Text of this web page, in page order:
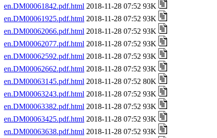
en.DM00061842.pdf.html 2018-11-28 07:52 93K
en.DM00061925.pdf.html 2018-11-28 07:52 93K
en.DM00062066.pdf.html 2018-11-28 07:52 93K
en.DM00062077.pdf.html 2018-11-28 07:52 93K
en.DM00062592.pdf.html 2018-11-28 07:52 93K
en.DM00062662.pdf.html 2018-11-28 07:52 93K
en.DM00063145.pdf.html 2018-11-28 07:52 80K
en.DM00063243.pdf.html 2018-11-28 07:52 93K
en.DM00063382.pdf.html 2018-11-28 07:52 93K
en.DM00063425.pdf.html 2018-11-28 07:52 93K
en.DM00063638.pdf.html 2018-11-28 07:52 93K